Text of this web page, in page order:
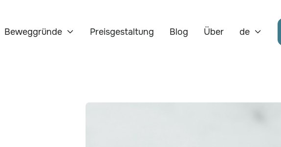
Beweggründe  Preisgestaltung Blog Über de 